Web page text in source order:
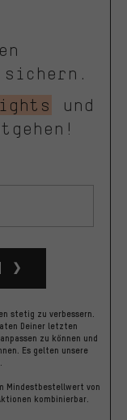
und
stetig zu verbessern.
Deiner letzten
zu können und
Es gelten unsere
Mindestbestellwert von
kombinierbar.